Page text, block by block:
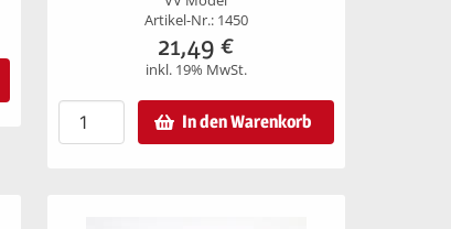
Artikel-Nr.: 1450
21,49 €
inkl. 19% MwSt.
In den Warenkorb